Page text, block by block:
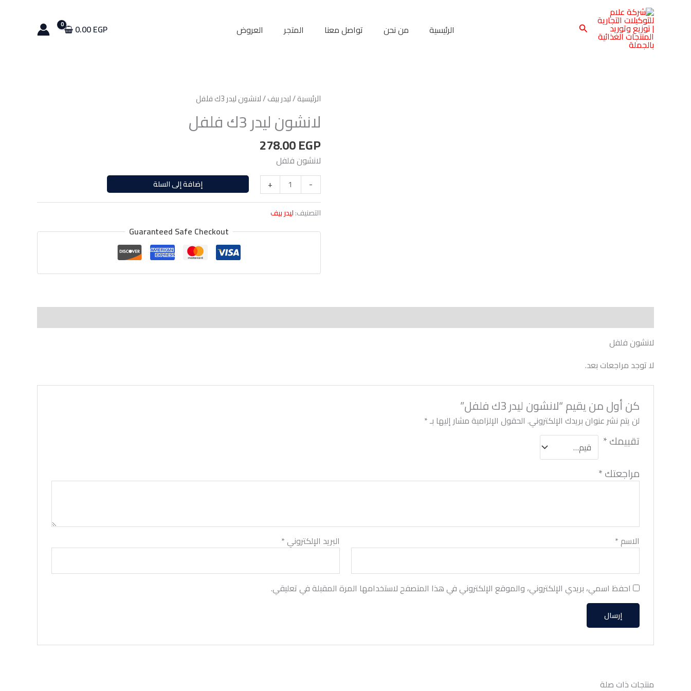
البحث الرئيسية من نحن تواصل معنا المتجر العروض 0.00EGP
الرئيسية/ليدر بيف/ لانشون ليدر 3ك فلفل
لانشون ليدر 3ك فلفل
278.00EGP
لانشون فلفل
-
+ إضافة إلى السلة
التصنيف:ليدر بيف
Guaranteed Safe Checkout
لانشون فلفل
لا توجد مراجعات بعد.
كن أول من يقيم “لانشون ليدر 3ك فلفل”
لن يتم نشر عنوان بريدك الإلكتروني. الحقول الإلزامية مشار إليها بـ*
تقييمك*
مراجعتك*
الاسم* البريد الإلكتروني*
احفظ اسمي، بريدي الإلكتروني، والموقع الإلكتروني في هذا المتصفح لاستخدامها المرة المقبلة في تعليقي.
منتجات ذات صلة